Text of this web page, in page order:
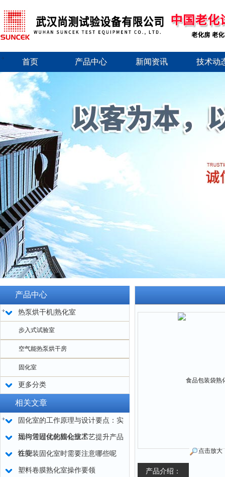
首页 产品中心 新闻资讯 技术动
产品中心
热泵烘干机|熟化室
步入式试验室
空气能热泵烘干房
固化室
更多分类
相关文章
固化室的工作原理与设计要点：实
现均匀固化的核心技术
如何通过优化固化室工艺提升产品
性能
在安装固化室时需要注意哪些呢
塑料卷膜熟化室操作要领
点击放大
产品介绍：